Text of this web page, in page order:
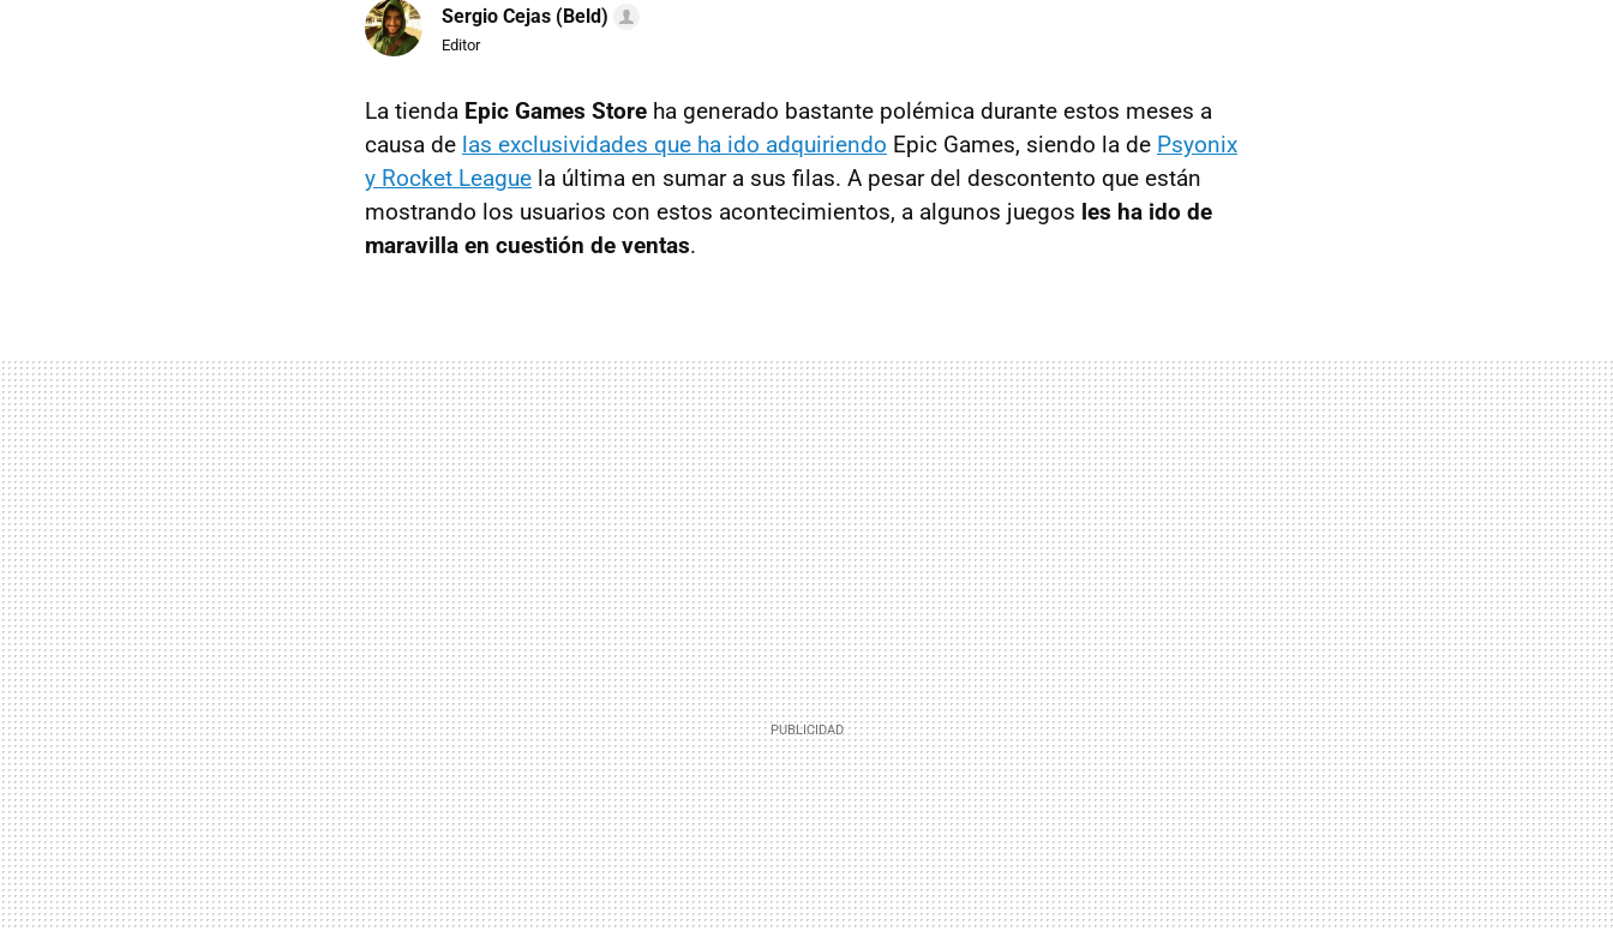
Sergio Cejas (Beld)
Editor
La tienda Epic Games Store ha generado bastante polémica durante estos meses a
causa de las exclusividades que ha ido adquiriendo Epic Games, siendo la de Psyonix
y Rocket League la última en sumar a sus filas. A pesar del descontento que están
mostrando los usuarios con estos acontecimientos, a algunos juegos les ha ido de
maravilla en cuestión de ventas.